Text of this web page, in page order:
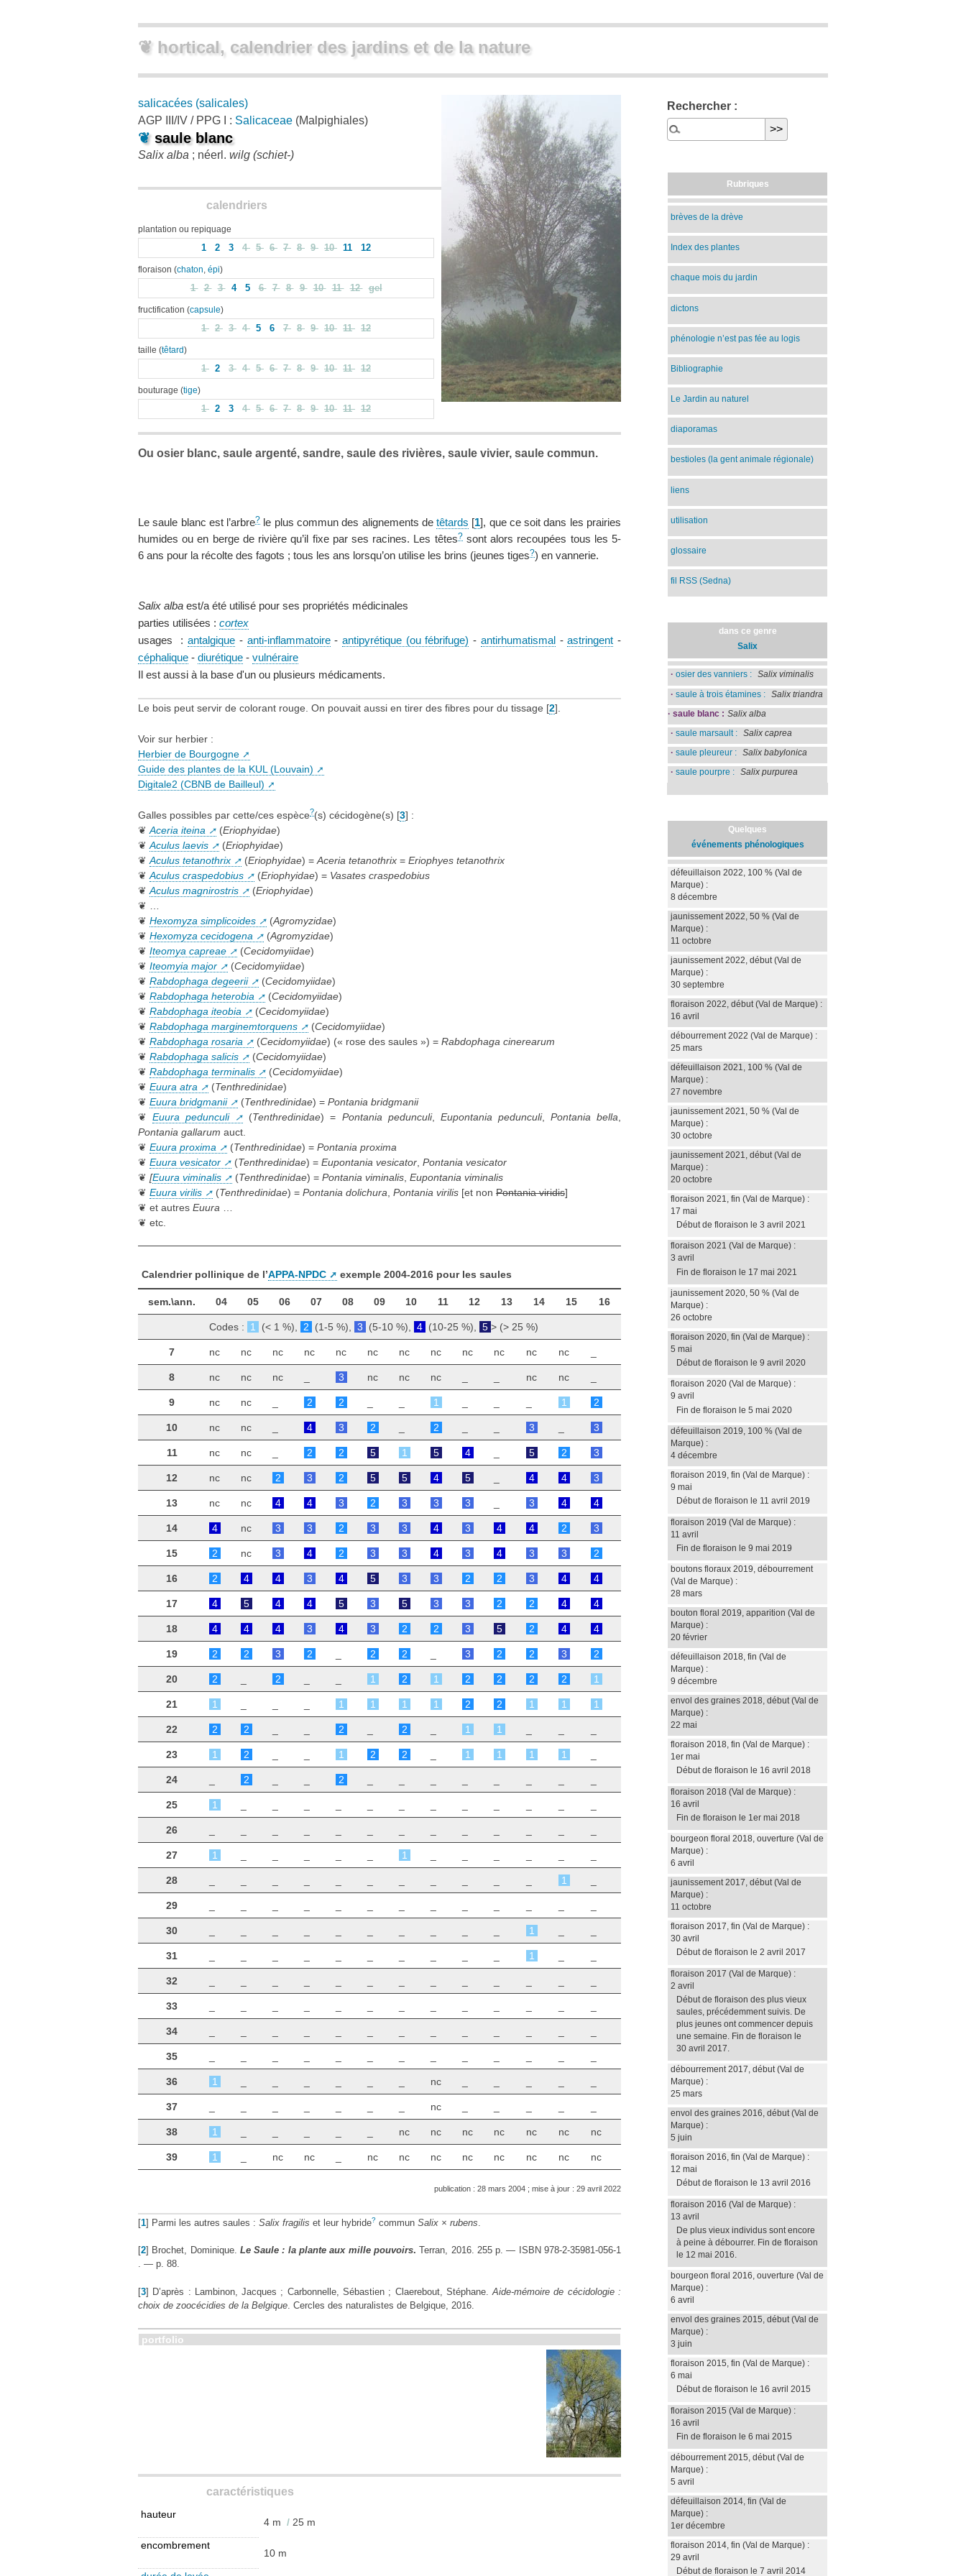
❦ hortical, calendrier des jardins et de la nature
salicacées (salicales)
AGP III/IV / PPG I : Salicaceae (Malpighiales)
❦saule blanc
Salix alba ; néerl. wilg (schiet-)
calendriers
plantation ou repiquage
1 2 3 4 5 6 7 8 9 10 11 12
floraison (chaton épi)
1 2 3 4 5 6 7 8 9 10 11 12 gel
fructification (capsule)
1 2 3 4 5 6 7 8 9 10 11 12
taille (têtard)
1 2 3 4 5 6 7 8 9 10 11 12
bouturage (tige)
1 2 3 4 5 6 7 8 9 10 11 12
Ou osier blanc, saule argenté, sandre, saule des rivières, saule vivier, saule commun.
Le saule blanc est l’arbre? le plus commun des alignements detêtards [1], que ce soit dans les prairies
humides ou en berge de rivière qu’il fixe par ses racines. Les têtes?sont alors recoupées tous les 5-
6 ans pour la récolte des fagots ; tous les ans lorsqu’on utilise les brins (jeunes tiges?) en vannerie.
Salix alba est/a été utilisé pour ses propriétés médicinales
parties utilisées : cortex
usages :antalgique - anti-inflammatoire-antipyrétique (ou fébrifuge) - antirhumatismal-astringent -
céphalique - diurétique - vulnéraire
Il est aussi à la base d'un ou plusieurs médicaments.
Le bois peut servir de colorant rouge. On pouvait aussi en tirer des fibres pour du tissage [2].
Voir sur herbier :
Herbier de Bourgogne
Guide des plantes de la KUL (Louvain)
Digitale2 (CBNB de Bailleul)
Galles possibles par cette/ces espèce?(s) cécidogène(s) [3] :
❦ Aceria iteina (Eriophyidae)
❦ Aculus laevis (Eriophyidae)
❦ Aculus tetanothrix (Eriophyidae) = Aceria tetanothrix = Eriophyes tetanothrix
❦ Aculus craspedobius (Eriophyidae) = Vasates craspedobius
❦ Aculus magnirostris (Eriophyidae)
❦ …
❦ Hexomyza simplicoides (Agromyzidae)
❦ Hexomyza cecidogena (Agromyzidae)
❦ Iteomya capreae (Cecidomyiidae)
❦ Iteomyia major (Cecidomyiidae)
❦ Rabdophaga degeerii (Cecidomyiidae)
❦ Rabdophaga heterobia (Cecidomyiidae)
❦ Rabdophaga iteobia (Cecidomyiidae)
❦ Rabdophaga marginemtorquens (Cecidomyiidae)
❦ Rabdophaga rosaria (Cecidomyiidae) (« rose des saules ») = Rabdophaga cinerearum
❦ Rabdophaga salicis (Cecidomyiidae)
❦ Rabdophaga terminalis (Cecidomyiidae)
❦ Euura atra (Tenthredinidae)
❦ Euura bridgmanii (Tenthredinidae) = Pontania bridgmanii
❦Euura pedunculi (Tenthredinidae) = Pontania pedunculi, Eupontania pedunculi, Pontania bella
Pontania gallarum auct.
❦ Euura proxima (Tenthredinidae) = Pontania proxima
❦ Euura vesicator (Tenthredinidae) = Eupontania vesicator Pontania vesicator
❦ [Euura viminalis (Tenthredinidae) = Pontania viminalis Eupontania viminalis
❦ Euura virilis (Tenthredinidae) = Pontania dolichura Pontania virilis [et non Pontania viridis]
❦ et autres Euura
❦ etc.
Calendrier pollinique de l’APPA-NPDC exemple 2004-2016 pour les saules
sem.\ann. 04 05 06 07 08 09 10 11 12 13 14 15 16
Codes : 1 (< 1 %), 2 (1-5 %), 3 (5-10 %), 4 (10-25 %), 5> (> 25 %)
7 nc nc nc nc nc nc nc nc nc nc nc nc
8 nc nc nc 3 nc nc nc nc nc
9 nc nc 2 2 1 1 2
10 nc nc 4 3 2 2 3 3
11 nc nc 2 2 5 1 5 4 5 2 3
12 nc nc 2 3 2 5 5 4 5 4 4 3
13 nc nc 4 4 3 2 3 3 3 3 4 4
14 4 nc 3 3 2 3 3 4 3 4 4 2 3
15 2 nc 3 4 2 3 3 4 3 4 3 3 2
16 2 4 4 3 4 5 3 3 2 2 3 4 4
17 4 5 4 4 5 3 5 3 3 2 2 4 4
18 4 4 4 3 4 3 2 2 3 5 2 4 4
19 2 2 3 2 2 2 3 2 2 3 2
20 2 2 1 2 1 2 2 2 2 1
21 1 1 1 1 1 2 2 1 1 1
22 2 2 2 2 1 1
23 1 2 1 2 2 1 1 1 1
24 2 2
25 1
26
27 1 1
28 1
29
30 1
31 1
32
33
34
35
36 1 nc
37 nc
38 1 nc nc nc nc nc nc nc
39 1 nc nc nc nc nc nc nc nc nc nc
publication : 28 mars 2004 ; mise à jour : 29 avril 2022
[1] Parmi les autres saules : Salix fragilis et leur hybride? commun Salix × rubens
[2] Brochet, Dominique. Le Saule : la plante aux mille pouvoirs. Terran, 2016. 255 p. — ISBN 978-2-35981-056-1
. — p. 88.
[3] D’après : Lambinon, Jacques ; Carbonnelle, Sébastien ; Claerebout, Stéphane.Aide-mémoire de cécidologie :
choix de zoocécidies de la Belgique . Cercles des naturalistes de Belgique, 2016.
portfolio
caractéristiques
hauteur
4 m / 25 m
encombrement
10 m
Rechercher :
Rubriques
brèves de la drève
Index des plantes
chaque mois du jardin
dictons
phénologie n’est pas fée au logis
Bibliographie
Le Jardin au naturel
diaporamas
bestioles (la gent animale régionale)
liens
utilisation
glossaire
fil RSS (Sedna)
dans ce genre
Salix
· osier des vanniers : Salix viminalis
· saule à trois étamines : Salix triandra
· saule blanc : Salix alba
· saule marsault : Salix caprea
· saule pleureur : Salix babylonica
· saule pourpre : Salix purpurea
Quelques
événements phénologiques
défeuillaison 2022, 100 % (Val de
Marque) :
8 décembre
jaunissement 2022, 50 % (Val de
Marque) :
11 octobre
jaunissement 2022, début (Val de
Marque) :
30 septembre
floraison 2022, début (Val de Marque) :
16 avril
débourrement 2022 (Val de Marque) :
25 mars
défeuillaison 2021, 100 % (Val de
Marque) :
27 novembre
jaunissement 2021, 50 % (Val de
Marque) :
30 octobre
jaunissement 2021, début (Val de
Marque) :
20 octobre
floraison 2021, fin (Val de Marque) :
17 mai
Début de floraison le 3 avril 2021
floraison 2021 (Val de Marque) :
3 avril
Fin de floraison le 17 mai 2021
jaunissement 2020, 50 % (Val de
Marque) :
26 octobre
floraison 2020, fin (Val de Marque) :
5 mai
Début de floraison le 9 avril 2020
floraison 2020 (Val de Marque) :
9 avril
Fin de floraison le 5 mai 2020
défeuillaison 2019, 100 % (Val de
Marque) :
4 décembre
floraison 2019, fin (Val de Marque) :
9 mai
Début de floraison le 11 avril 2019
floraison 2019 (Val de Marque) :
11 avril
Fin de floraison le 9 mai 2019
boutons floraux 2019, débourrement
(Val de Marque) :
28 mars
bouton floral 2019, apparition (Val de
Marque) :
20 février
défeuillaison 2018, fin (Val de
Marque) :
9 décembre
envol des graines 2018, début (Val de
Marque) :
22 mai
floraison 2018, fin (Val de Marque) :
1er mai
Début de floraison le 16 avril 2018
floraison 2018 (Val de Marque) :
16 avril
Fin de floraison le 1er mai 2018
bourgeon floral 2018, ouverture (Val de
Marque) :
6 avril
jaunissement 2017, début (Val de
Marque) :
11 octobre
floraison 2017, fin (Val de Marque) :
30 avril
Début de floraison le 2 avril 2017
floraison 2017 (Val de Marque) :
2 avril
Début de floraison des plus vieux
saules, précédemment suivis. De
plus jeunes ont commencer depuis
une semaine. Fin de floraison le
30 avril 2017.
débourrement 2017, début (Val de
Marque) :
25 mars
envol des graines 2016, début (Val de
Marque) :
5 juin
floraison 2016, fin (Val de Marque) :
12 mai
Début de floraison le 13 avril 2016
floraison 2016 (Val de Marque) :
13 avril
De plus vieux individus sont encore
à peine à débourrer. Fin de floraison
le 12 mai 2016.
bourgeon floral 2016, ouverture (Val de
Marque) :
6 avril
envol des graines 2015, début (Val de
Marque) :
3 juin
floraison 2015, fin (Val de Marque) :
6 mai
Début de floraison le 16 avril 2015
floraison 2015 (Val de Marque) :
16 avril
Fin de floraison le 6 mai 2015
débourrement 2015, début (Val de
Marque) :
5 avril
défeuillaison 2014, fin (Val de
Marque) :
1er décembre
floraison 2014, fin (Val de Marque) :
29 avril
Début de floraison le 7 avril 2014